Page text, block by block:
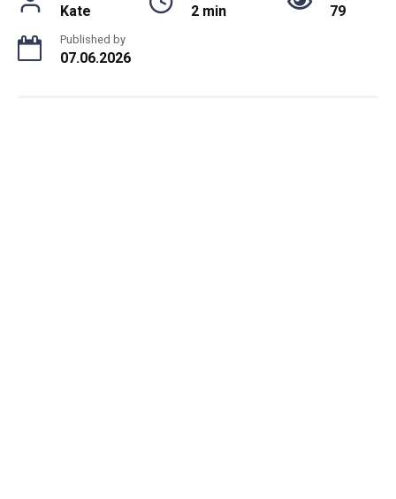
Kate 2 min 79
Published by
07.06.2026